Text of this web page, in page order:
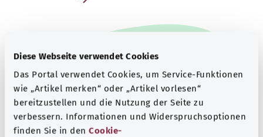
Diese Webseite verwendet Cookies
Das Portal verwendet Cookies, um Service-Funktionen
wie „Artikel merken“ oder „Artikel vorlesen“
bereitzustellen und die Nutzung der Seite zu
verbessern. Informationen und Widerspruchsoptionen
finden Sie in den Cookie-